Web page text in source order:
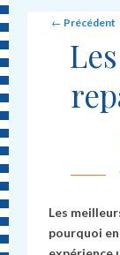
Post
← Précédent
Les
pourquoi